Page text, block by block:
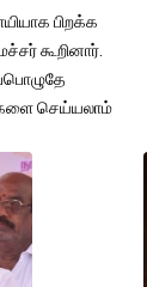
பிறக்க
கூறினார்.
செய்யலாம்